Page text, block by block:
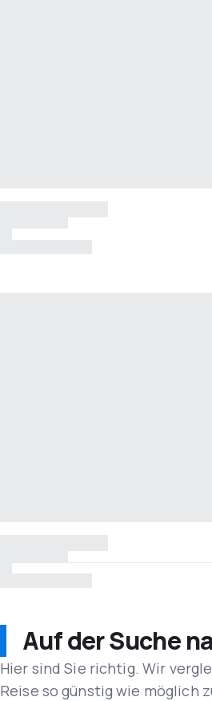
Auf der Suche
Hier sind Sie richtig. Wir
Reise so günstig wie möglich